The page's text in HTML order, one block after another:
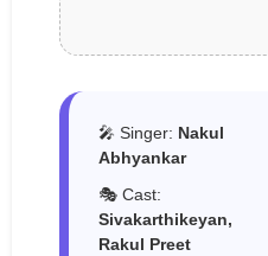
🎤 Singer: Nakul
Abhyankar
🎭 Cast:
Sivakarthikeyan,
Rakul Preet